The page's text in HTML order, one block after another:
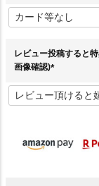
必
須
レビュー投稿すると
画像確認)
必
須